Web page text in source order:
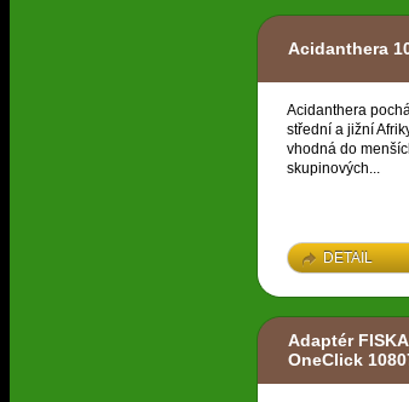
Acidanthera
Acidanthera
střední a jižní
vhodná do
skupinových...
DETAIL
Adaptér
OneClick